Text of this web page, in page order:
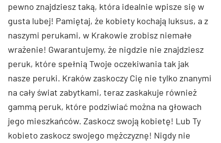
pewno znajdziesz taką, która idealnie wpisze się w
gusta lubej! Pamiętaj, że kobiety kochają luksus, a z
naszymi perukami, w Krakowie zrobisz niemałe
wrażenie! Gwarantujemy, że nigdzie nie znajdziesz
peruk, które spełnią Twoje oczekiwania tak jak
nasze peruki. Kraków zaskoczy Cię nie tylko znanymi
na cały świat zabytkami, teraz zaskakuje również
gammą peruk, które podziwiać można na głowach
jego mieszkańców. Zaskocz swoją kobietę! Lub Ty
kobieto zaskocz swojego mężczyznę! Nigdy nie